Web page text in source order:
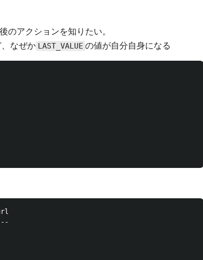
のアクションを知りたい。
なぜか LAST_VALUE の値が自分自身になる